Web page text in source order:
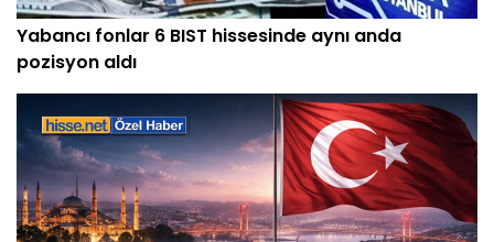
Yabancı fonlar 6 BIST hissesinde aynı anda
pozisyon aldı